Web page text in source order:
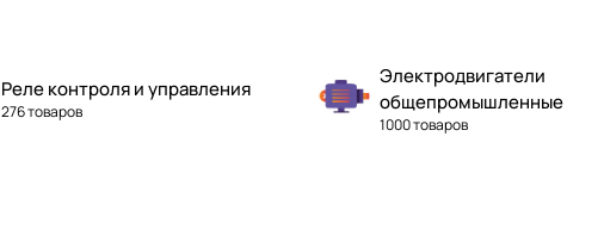
Реле контроля и управления
276 товаров
Электродвигатели
общепромышленные
1000 товаров